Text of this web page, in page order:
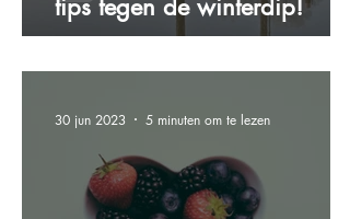
tips tegen de winterdip!
30 jun 2023 5 minuten om te lezen